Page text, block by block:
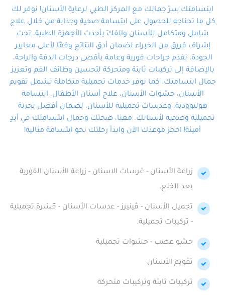
المتخصص ذوي الخبرة، ستجد نفسك
في أيد أمينة تلبي احتياجاتك بكل
احترافية ودقة.
ابتسامتك سرّ جمالك مع المركز الطبي لرعاية الأسنان! نوفر لك
كل ما تحتاجه للحصول على ابتسامة صحية وجذابة من خلال علاج
شامل ومتكامل للأسنان والفكّ بأحدث الأجهزة الطبية، تحت
إشراف فريق من الخبراء لضمان أدق النتائج وفقًا لأعلى معايير
الجودة. نقدم جراحات فورية وعامة بأقصى درجات الدقة والراحة،
بالإضافة إلى تركيبات ثابتة ومتحركة لتحسين وظائف الفم وتعزيز
جمال ابتسامتك. كما نوفر خدمات تجميلية متكاملة تشمل تقويم
الأسنان، حشوات الأسنان، علاج أسنان الأطفال، ابتسامة
هوليوودية، وعدسات تجميلية للأسنان، لضمان أفضل تجربة
تجميلية وصحية لأسنانك. معنا، صحتك وجمال ابتسامتك في أيدٍ
أمينة! احجز موعدك الآن وابدأ رحلتك نحو ابتسامة مثالية!
زراعة الأسنان - غرسات الاسنان - زراعة الأسنان الفورية
بعد الخلع.
تجميل الأسنان - ڤينيرز - عدسات الأسنان - قشرة تجميلية
- تركيبات تجميلية.
حشو عصب - حشوات تجميلية
تقويم الأسنان
تركيبات ثابتة وتركيبات متحركة